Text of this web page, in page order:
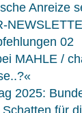
Anreize
02
MAHLE /
2025:
für